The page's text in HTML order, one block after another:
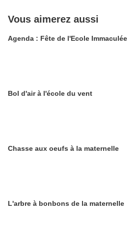
Vous aimerez aussi
Agenda : Fête de l'Ecole Immaculée
Bol d'air à l'école du vent
Chasse aux oeufs à la maternelle
L'arbre à bonbons de la maternelle